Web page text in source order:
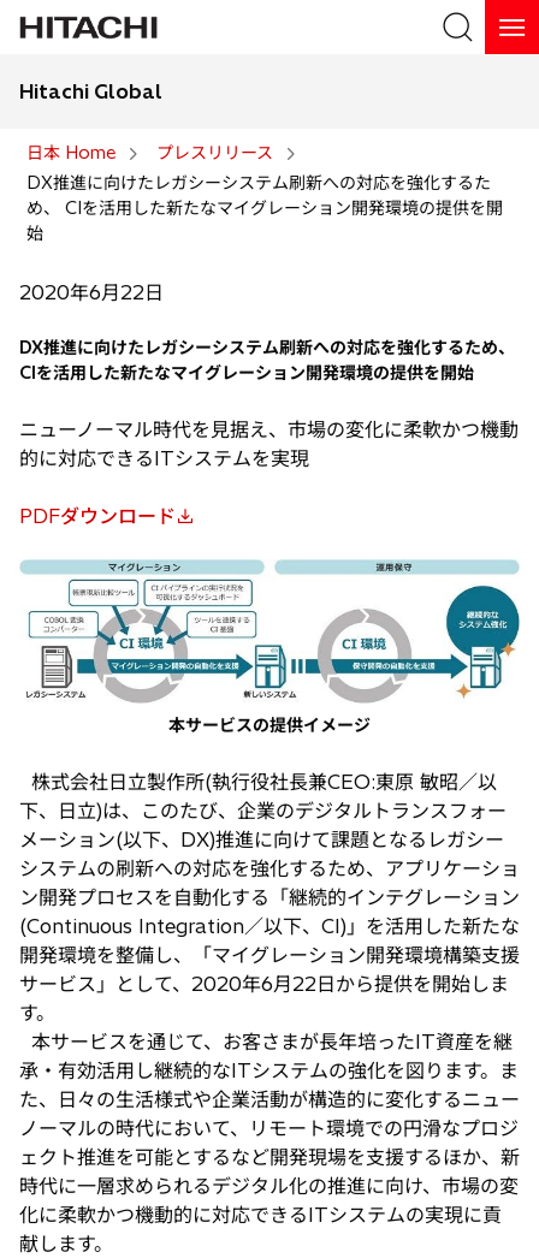
検索
Hitachi Global
日本 Home
プレスリリース
DX推進に向けたレガシーシステム刷新への対応を強化するた
め、 CIを活用した新たなマイグレーション開発環境の提供を開
始
2020年6月22日
DX推進に向けたレガシーシステム刷新への対応を強化するため、
CIを活用した新たなマイグレーション開発環境の提供を開始
ニューノーマル時代を見据え、市場の変化に柔軟かつ機動
的に対応できるITシステムを実現
PDFダウンロード
新
し
タ
ブ
開
本サービスの提供イメージ
株式会社日立製作所(執行役社長兼CEO:東原 敏昭／以
下、日立)は、このたび、企業のデジタルトランスフォー
メーション(以下、DX)推進に向けて課題となるレガシー
システムの刷新への対応を強化するため、アプリケーショ
ン開発プロセスを自動化する「継続的インテグレーション
(Continuous Integration／以下、CI)」を活用した新たな
開発環境を整備し、「マイグレーション開発環境構築支援
サービス」として、2020年6月22日から提供を開始しま
す。
本サービスを通じて、お客さまが長年培ったIT資産を継
承・有効活用し継続的なITシステムの強化を図ります。ま
た、日々の生活様式や企業活動が構造的に変化するニュー
ノーマルの時代において、リモート環境での円滑なプロジ
ェクト推進を可能とするなど開発現場を支援するほか、新
時代に一層求められるデジタル化の推進に向け、市場の変
化に柔軟かつ機動的に対応できるITシステムの実現に貢
献します。